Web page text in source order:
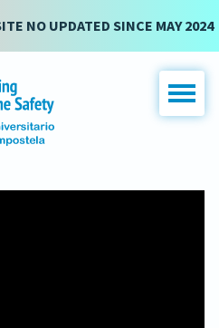
NO UPDATED SINCE MAY 2024